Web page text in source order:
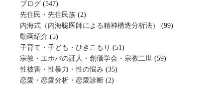
ブログ (547)
先住民・先住民族 (2)
内海式（内海聡医師による精神構造分析法）
(99)
動画紹介 (5)
子育て・子ども・ひきこもり (51)
宗教・エホバの証人・創価学会・宗教二世 (59)
性被害・性暴力・性の悩み (35)
恋愛・恋愛分析・恋愛診断 (2)